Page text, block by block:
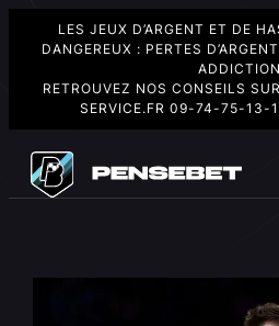
LES JEUX D’ARGENT ET DE
DANGEREUX : PERTES
RETROUVEZ NOS CONSEILS SUR
SERVICE.FR 09-74-75-13-
contenu